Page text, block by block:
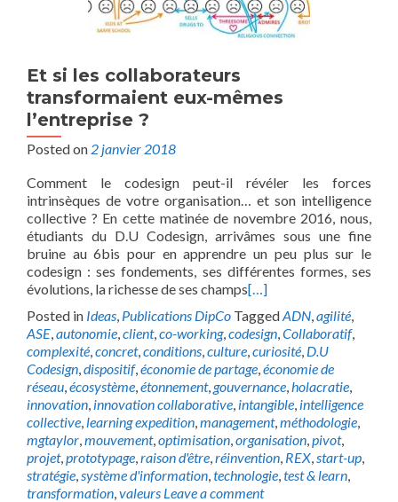
Et si les collaborateurs
transformaient eux-mêmes
l’entreprise ?
Posted on 2 janvier 2018
Comment le codesign peut-il révéler les forces
intrinsèques de votre organisation… et son intelligence
collective ? En cette matinée de novembre 2016, nous,
étudiants du D.U Codesign, arrivâmes sous une fine
bruine au 6bis pour en apprendre un peu plus sur le
codesign : ses fondements, ses différentes formes, ses
évolutions, la richesse de ses champs[…]
Posted in Ideas, Publications DipCo TaggedADN,agilité,
ASE,autonomie,client,co-working,codesign,Collaboratif,
complexité,concret,conditions,culture,curiosité, D.U
Codesign,dispositif,économie de partage,économie de
réseau,écosystème,étonnement,gouvernance,holacratie,
innovation, innovation collaborative, intangible, intelligence
collective, learning expedition,management,méthodologie,
mgtaylor,mouvement,optimisation,organisation,pivot,
projet,prototypage,raison d'être,réinvention, REX,start-up,
stratégie,système d'information,technologie,test & learn,
transformation,valeurs Leave a comment